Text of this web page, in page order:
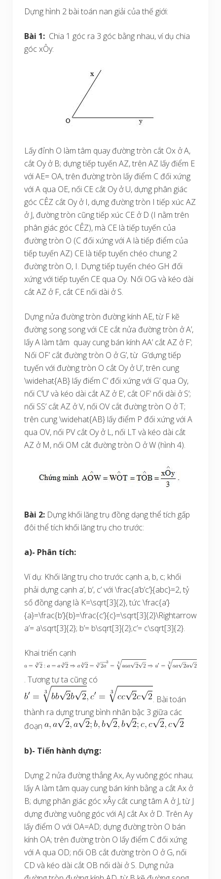
Dựng hình 2 bài toán nan giải của thế giới:
Bài 1: Chia 1 góc ra 3 góc bằng nhau, ví dụ chia
góc xÔy:
Lấy đỉnh O làm tâm quay đường tròn cắt Ox ở A,
cắt Oy ở B; dựng tiếp tuyến AZ, trên AZ lấy điểm E
với AE= OA, trên đường tròn lấy điểm C đối xứng
với A qua OE, nối CE cắt Oy ở U, dựng phân giác
góc CÊZ cắt Oy ở I, dựng đường tròn I tiếp xúc AZ
ở J, đường tròn cũng tiếp xúc CE ở D (I nằm trên
phân giác góc CÊZ), mà CE là tiếp tuyến của
đường tròn O (C đối xứng với A là tiếp điểm của
tiếp tuyến AZ) CE là tiếp tuyến chéo chung 2
đường tròn O, I. Dựng tiếp tuyến chéo GH đối
xứng với tiếp tuyến CE qua Oy. Nối OG và kéo dài
cắt AZ ở F, cắt CE nối dài ở S.
Dựng nửa đường tròn đường kính AE, từ F kẽ
đường song song với CE cắt nửa đường tròn ở A’,
lấy A làm tâm quay cung bán kính AA’ cắt AZ ở F’;
Nối OF’ cắt đường tròn O ở G’, từ G’dựng tiếp
tuyến với đường tròn O cắt Oy ở U’, trên cung
\widehat{AB} lấy điểm C’ đối xứng với G’ qua Oy,
nối C’U’ và kéo dài cắt AZ ở E’, cắt OF’ nối dài ở S’;
nối SS’ cắt AZ ở V, nối OV cắt đường tròn O ở T;
trên cung\widehat{AB} lấy điểm P đối xứng với A
qua OV, nối PV cắt Oy ở L, nối LT và kéo dài cắt
AZ ở M, nối OM cắt đường tròn O ở W (hình 4).
Bài 2: Dựng khối lăng trụ đồng dạng thể tích gấp
đôi thể tích khối lăng trụ cho trước:
a)- Phân tích:
Ví dụ: Khối lăng trụ cho trước cạnh a, b, c; khối
phải dựng cạnh a’, b’, c’ với\frac{a’b’c’}{abc}=2, tỷ
số đồng dạng là K=\sqrt[3]{2}, tức\frac{a’}
{a}=\frac{b’}{b}=\frac{c’}{c}=\sqrt[3]{2}\Rightarrow
a’= a\sqrt[3]{2}; b’= b\sqrt[3]{2};c’= c\sqrt[3]{2}.
Khai triển cạnh
. Tương tự ta cũng có
. Bài toán
thành ra dựng trung bình nhân bậc 3 giữa các
đoạn
b)- Tiến hành dựng:
Dựng 2 nửa đường thẳng Ax, Ay vuông góc nhau;
lấy A làm tâm quay cung bán kính bằng a cắt Ax ở
B; dựng phân giác góc xÂy cắt cung tâm A ở J, từ J
dựng đường vuông góc với AJ cắt Ax ở D. Trên Ay
lấy điểm O với OA=AD; dựng đường tròn O bán
kính OA; trên đường tròn O lấy điểm C đối xứng
với A qua OD; nối OB cắt đường tròn O ở G, nối
CD và kéo dài cắt OB nối dài ở S. Dựng nửa